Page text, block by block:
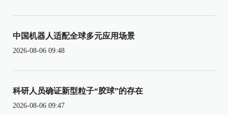
中国机器人适配全球多元应用场景
2026-08-06 09:48
科研人员确证新型粒子“胶球”的存在
2026-08-06 09:47